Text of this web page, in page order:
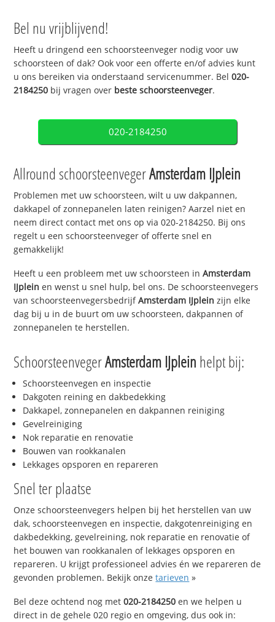
Bel nu vrijblijvend!
Heeft u dringend een schoorsteenveger nodig voor uw
schoorsteen of dak? Ook voor een offerte en/of advies kunt
u ons bereiken via onderstaand servicenummer. Bel020-
2184250 bij vragen over beste schoorsteenveger.
020-2184250
Allround schoorsteenvegerAmsterdam IJplein
Problemen met uw schoorsteen, wilt u uw dakpannen,
dakkapel of zonnepanelen laten reinigen? Aarzel niet en
neem direct contact met ons op via 020-2184250. Bij ons
regelt u een schoorsteenveger of offerte snel en
gemakkelijk!
Heeft u een probleem met uw schoorsteen inAmsterdam
IJplein en wenst u snel hulp, bel ons. De schoorsteenvegers
van schoorsteenvegersbedrijfAmsterdam IJplein zijn elke
dag bij u in de buurt om uw schoorsteen, dakpannen of
zonnepanelen te herstellen.
SchoorsteenvegerAmsterdam IJplein helpt bij:
Schoorsteenvegen en inspectie
Dakgoten reining en dakbedekking
Dakkapel, zonnepanelen en dakpannen reiniging
Gevelreiniging
Nok reparatie en renovatie
Bouwen van rookkanalen
Lekkages opsporen en repareren
Snel ter plaatse
Onze schoorsteenvegers helpen bij het herstellen van uw
dak, schoorsteenvegen en inspectie, dakgotenreiniging en
dakbedekking, gevelreining, nok reparatie en renovatie of
het bouwen van rookkanalen of lekkages opsporen en
repareren. U krijgt professioneel advies én we repareren de
gevonden problemen. Bekijk onzetarieven »
Bel deze ochtend nog met020-2184250 en we helpen u
direct in de gehele 020 regio en omgeving, dus ook in: